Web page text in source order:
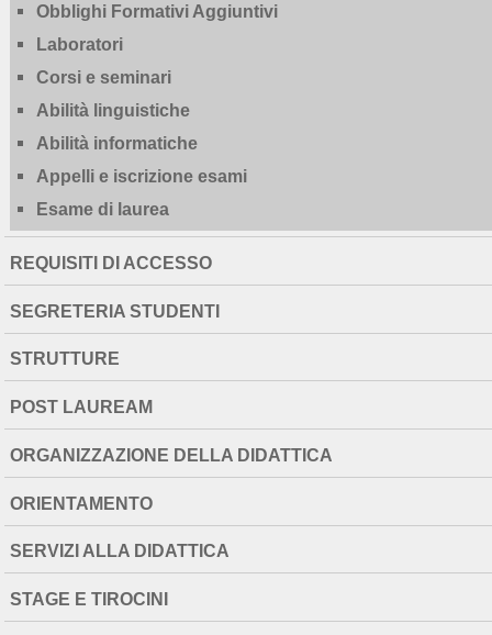
Obblighi Formativi Aggiuntivi
Laboratori
Corsi e seminari
Abilità linguistiche
Abilità informatiche
Appelli e iscrizione esami
Esame di laurea
REQUISITI DI ACCESSO
SEGRETERIA STUDENTI
STRUTTURE
POST LAUREAM
ORGANIZZAZIONE DELLA DIDATTICA
ORIENTAMENTO
SERVIZI ALLA DIDATTICA
STAGE E TIROCINI